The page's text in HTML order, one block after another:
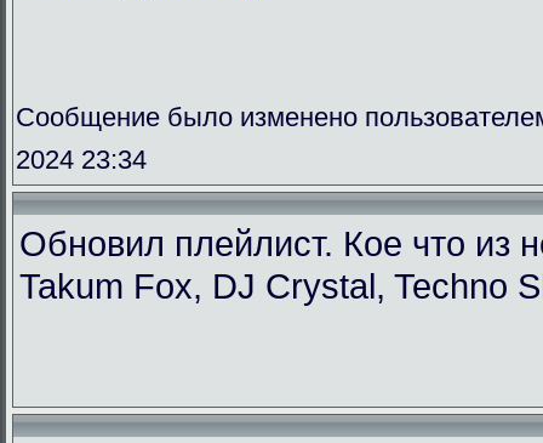
Сообщение было изменено
2024 23:34
Обновил плейлист. Кое что из
Takum Fox, DJ Crystal, Techno